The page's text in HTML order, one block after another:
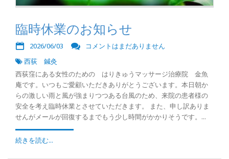
臨時休業のお知らせ
2026/06/03
コメントはまだありません
西荻 鍼灸
西荻窪にある女性のための はりきゅうマッサージ治療院 金魚
庵です。いつもご愛顧いただきありがとうございます。本日朝か
らの激しい雨と風が強まりつつある台風のため、来院の患者様の
安全を考え臨時休業とさせていただきます。 また、申し訳ありま
せんがメールが回復するまでもう少し時間がかかりそうです。...
続きを読む...